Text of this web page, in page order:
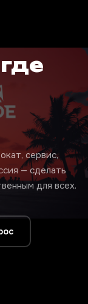
сервис,
— сделать
для всех.